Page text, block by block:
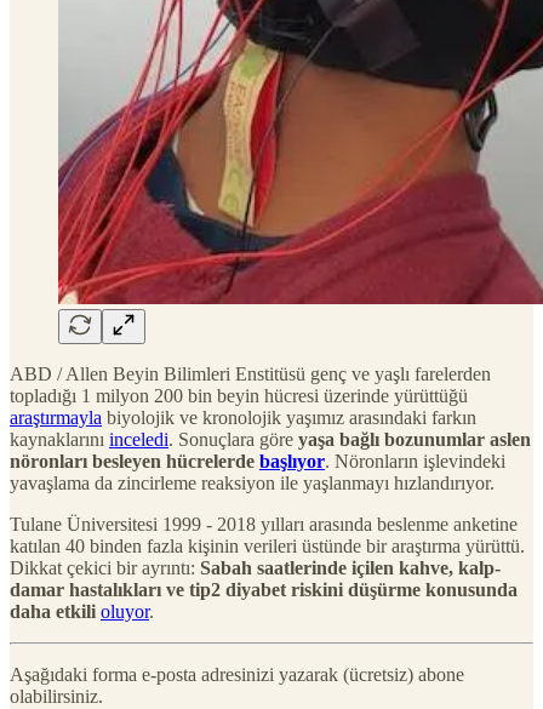
ABD / Allen Beyin Bilimleri Enstitüsü genç ve yaşlı farelerden
topladığı 1 milyon 200 bin beyin hücresi üzerinde yürüttüğü
araştırmayla biyolojik ve kronolojik yaşımız arasındaki farkın
kaynaklarını inceledi. Sonuçlara göre yaşa bağlı bozunumlar aslen
nöronları besleyen hücrelerde başlıyor. Nöronların işlevindeki
yavaşlama da zincirleme reaksiyon ile yaşlanmayı hızlandırıyor.
Tulane Üniversitesi 1999 - 2018 yılları arasında beslenme anketine
katılan 40 binden fazla kişinin verileri üstünde bir araştırma yürüttü.
Dikkat çekici bir ayrıntı: Sabah saatlerinde içilen kahve, kalp-
damar hastalıkları ve tip2 diyabet riskini düşürme konusunda
daha etkili oluyor.
Aşağıdaki forma e-posta adresinizi yazarak (ücretsiz) abone
olabilirsiniz.